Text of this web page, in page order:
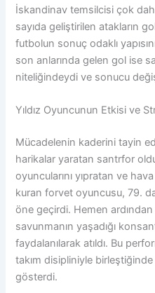
İskandinav temsilcisi çok
sayıda geliştirilen atakların
futbolun sonuç odaklı
son anlarında gelen gol ise
niteliğindeydi ve sonucu
Yıldız Oyuncunun Etkisi ve
Mücadelenin kaderini tayin
harikalar yaratan santrfor
oyuncularını yıpratan ve
kuran forvet oyuncusu, 79.
öne geçirdi. Hemen
savunmanın yaşadığı
faydalanılarak atıldı. Bu
takım disipliniyle birleştiğinde
gösterdi.